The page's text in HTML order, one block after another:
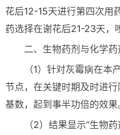
花后12-15天进行第四次用
药选择在谢花后21-23天，
二、生物药剂与化学
（1）针对灰霉病在
节点，在关键时期及时进
基数，起到事半功倍的效果
（2）结果显示“生物